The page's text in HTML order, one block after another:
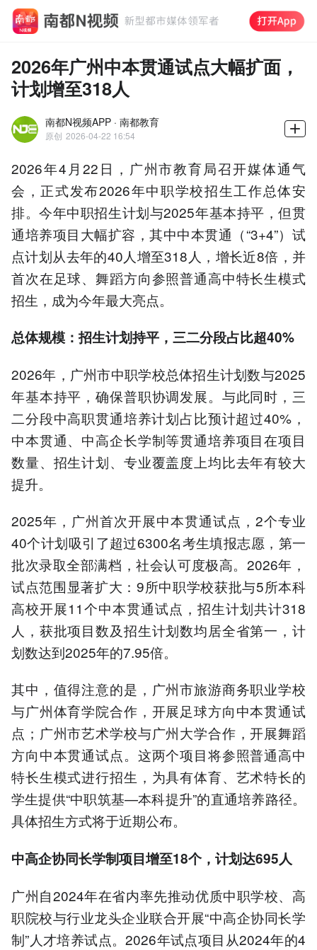
2026年广州中本贯通试点大幅扩面，
计划增至318人
南都N视频APP · 南都教育
原创 2026-04-22 16:54
2026年4月22日，广州市教育局召开媒体通气
会，正式发布2026年中职学校招生工作总体安
排。今年中职招生计划与2025年基本持平，但贯
通培养项目大幅扩容，其中中本贯通（“3+4”）试
点计划从去年的40人增至318人，增长近8倍，并
首次在足球、舞蹈方向参照普通高中特长生模式
招生，成为今年最大亮点。
总体规模：招生计划持平，三二分段占比超40%
2026年，广州市中职学校总体招生计划数与2025
年基本持平，确保普职协调发展。与此同时，三
二分段中高职贯通培养计划占比预计超过40%，
中本贯通、中高企长学制等贯通培养项目在项目
数量、招生计划、专业覆盖度上均比去年有较大
提升。
2025年，广州首次开展中本贯通试点，2个专业
40个计划吸引了超过6300名考生填报志愿，第一
批次录取全部满档，社会认可度极高。2026年，
试点范围显著扩大：9所中职学校获批与5所本科
高校开展11个中本贯通试点，招生计划共计318
人，获批项目数及招生计划数均居全省第一，计
划数达到2025年的7.95倍。
其中，值得注意的是，广州市旅游商务职业学校
与广州体育学院合作，开展足球方向中本贯通试
点；广州市艺术学校与广州大学合作，开展舞蹈
方向中本贯通试点。这两个项目将参照普通高中
特长生模式进行招生，为具有体育、艺术特长的
学生提供“中职筑基—本科提升”的直通培养路径。
具体招生方式将于近期公布。
中高企协同长学制项目增至18个，计划达695人
广州自2024年在省内率先推动优质中职学校、高
职院校与行业龙头企业联合开展“中高企协同长学
制”人才培养试点。2026年试点项目从2024年的4